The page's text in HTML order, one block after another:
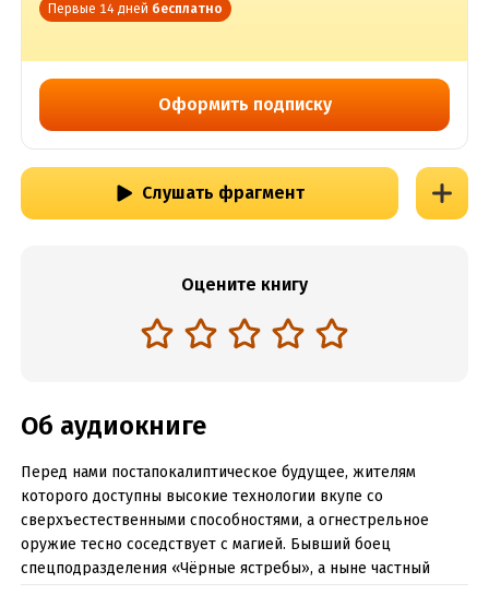
Первые 14 дней бесплатно
Оформить подписку
Слушать фрагмент
Оцените книгу
Об аудиокниге
Перед нами постапокалиптическое будущее, жителям
которого доступны высокие технологии вкупе со
сверхъестественными способностями, а огнестрельное
оружие тесно соседствует с магией. Бывший боец
спецподразделения «Чёрные ястребы», а ныне частный